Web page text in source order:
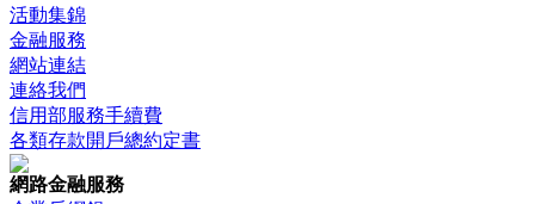
活動集錦
金融服務
網站連結
連絡我們
信用部服務手續費
各類存款開戶總約定書
網路金融服務